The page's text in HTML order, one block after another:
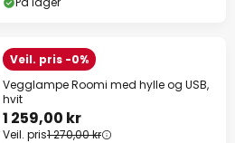
Veil. pris -0%
Vegglampe Roomi med hylle og USB,
hvit
1 259,00 kr
Veil. pris1 270,00 kr